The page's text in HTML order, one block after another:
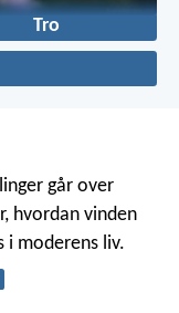
Tro
går over
hvordan vinden
moderens liv.